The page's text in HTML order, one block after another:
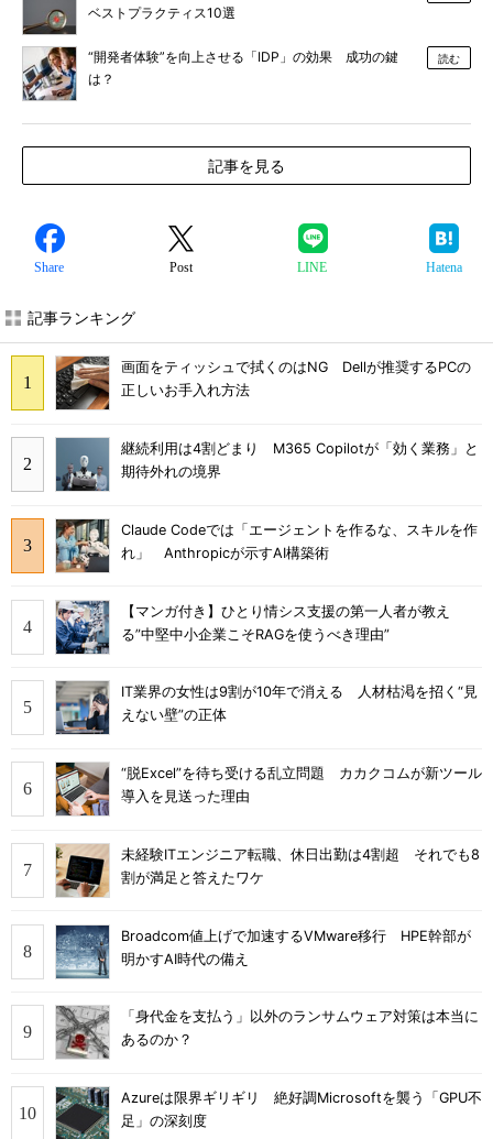
ベストプラクティス10選
“開発者体験”を向上させる「IDP」の効果 成功の鍵
は？
読む
記事を見る
Share Post LINE Hatena
記事ランキング
画面をティッシュで拭くのはNG Dellが推奨するPCの
正しいお手入れ方法
継続利用は4割どまり M365 Copilotが「効く業務」と
期待外れの境界
Claude Codeでは「エージェントを作るな、スキルを作
れ」 Anthropicが示すAI構築術
【マンガ付き】ひとり情シス支援の第一人者が教え
る”中堅中小企業こそRAGを使うべき理由”
IT業界の女性は9割が10年で消える 人材枯渇を招く“見
えない壁”の正体
“脱Excel”を待ち受ける乱立問題 カカクコムが新ツール
導入を見送った理由
未経験ITエンジニア転職、休日出勤は4割超 それでも8
割が満足と答えたワケ
Broadcom値上げで加速するVMware移行 HPE幹部が
明かすAI時代の備え
「身代金を支払う」以外のランサムウェア対策は本当に
あるのか？
Azureは限界ギリギリ 絶好調Microsoftを襲う「GPU不
足」の深刻度